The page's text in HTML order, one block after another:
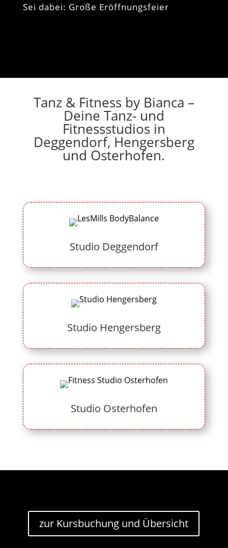
Sei dabei: Große Eröffnungsfeier
Tanz & Fitness by Bianca –
Deine Tanz- und
Fitnessstudios in
Deggendorf, Hengersberg
und Osterhofen.
Studio Deggendorf
Studio Hengersberg
Studio Osterhofen
zur Kursbuchung und Übersicht